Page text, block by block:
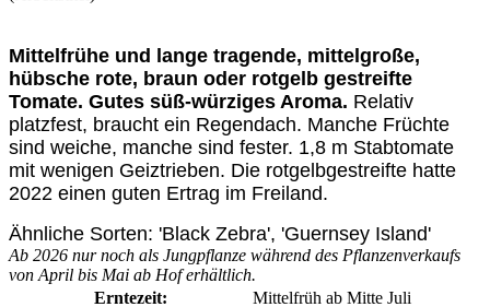
Mittelfrühe und lange tragende, mittelgroße,
hübsche rote, braun oder rotgelb gestreifte
Tomate. Gutes süß-würziges Aroma. Relativ
platzfest, braucht ein Regendach. Manche Früchte
sind weiche, manche sind fester. 1,8 m Stab­­tomate
mit wenigen Geiztrieben. Die rotgelbgestreifte hatte
2022 einen guten Ertrag im Freiland.
Ähnliche Sorten: 'Black Zebra', 'Guernsey Island'
Ab 2026 nur noch als Jungpflanze während des Pflanzenverkaufs
von April bis Mai ab Hof erhältlich.
Erntezeit:
Mittelfrüh ab Mitte Juli